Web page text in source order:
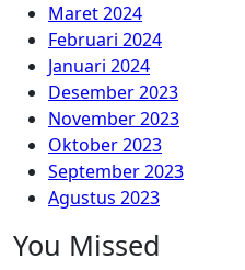
Maret 2024
Februari 2024
Januari 2024
Desember 2023
November 2023
Oktober 2023
September 2023
Agustus 2023
You Missed